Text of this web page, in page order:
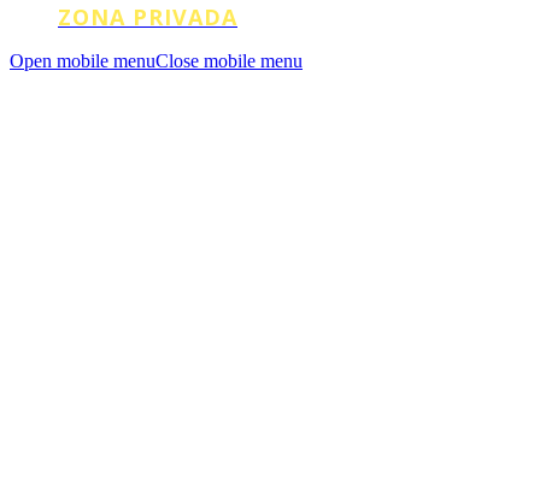
ZONA PRIVADA
Open mobile menuClose mobile menu